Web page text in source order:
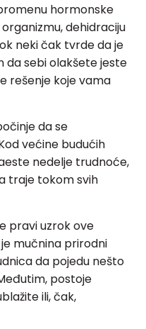
hormonske
dehidraciju
neki čak tvrde da je
da sebi olakšete jeste
rešenje koje vama
da se
većine budućih
nedelje trudnoće,
traje tokom svih
pravi uzrok ove
mučnina prirodni
da pojedu nešto
postoje
ili, čak,